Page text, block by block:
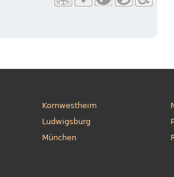
Kornwestheim
Ludwigsburg
München